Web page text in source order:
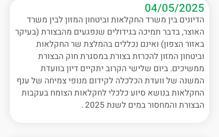
04/05/2025
הדיונים בין משרד החקלאות וביטחון המזון לבין משרד
האוצר, בדבר תמיכה בגידולים שנפגעים מהבצורת (בעיקר
באזור הצפון) ואינם נכללים בהמלצת שר החקלאות
וביטחון המזון להכרזת בצורת במסגרת חוק הבצורת
ממשיכים. ביום שלישי הקרוב יתקיים דיון בוועדת
המשנה של וועדת הכלכלה לקידום מנופי צמיחה של ענף
החקלאות בנושא סיוע כלכלי לחקלאות הצומח בעקבות
הבצורת והמחסור במים לשנת 2025 .